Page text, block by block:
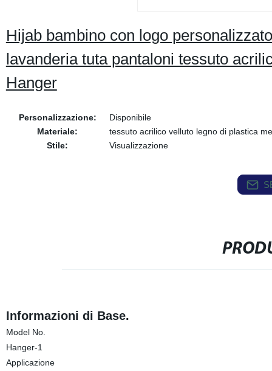
Hijab bambino con logo
lavanderia tuta pantaloni tessuto
Hanger
Personalizzazione:
Disponibile
Materiale:
tessuto acrilico velluto legno di plastica
Stile:
Visualizzazione
Informazioni di Base.
Model No.
Hanger-1
Applicazione